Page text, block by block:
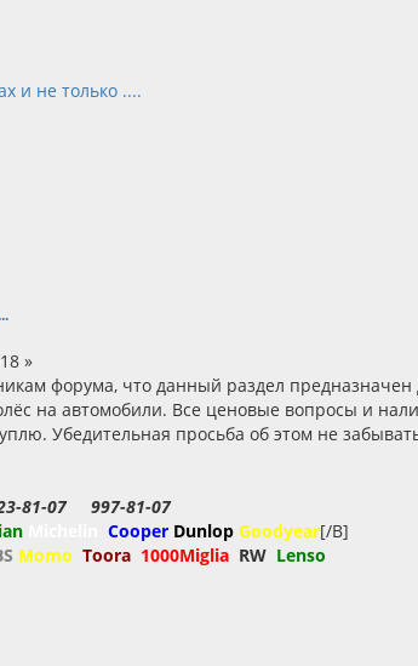
и не только ....
»
форума, что данный раздел предназначен
на автомобили. Все ценовые вопросы и
Убедительная просьба об этом не
81-07 997-81-07
Cooper Dunlop Goodyear[/B]
Momo Toora 1000MigliaRW Lenso